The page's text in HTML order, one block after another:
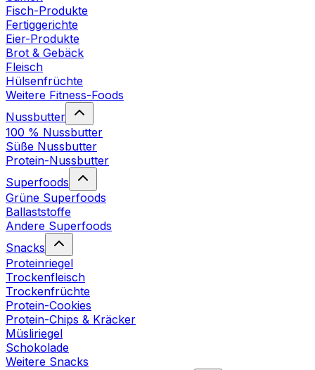
Fisch-Produkte
Fertiggerichte
Eier-Produkte
Brot & Gebäck
Fleisch
Hülsenfrüchte
Weitere Fitness-Foods
Nussbutter
100 % Nussbutter
Süße Nussbutter
Protein-Nussbutter
Superfoods
Grüne Superfoods
Ballaststoffe
Andere Superfoods
Snacks
Proteinriegel
Trockenfleisch
Trockenfrüchte
Protein-Cookies
Protein-Chips & Kräcker
Müsliriegel
Schokolade
Weitere Snacks